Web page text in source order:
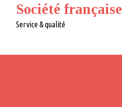
Société française
Service & qualité